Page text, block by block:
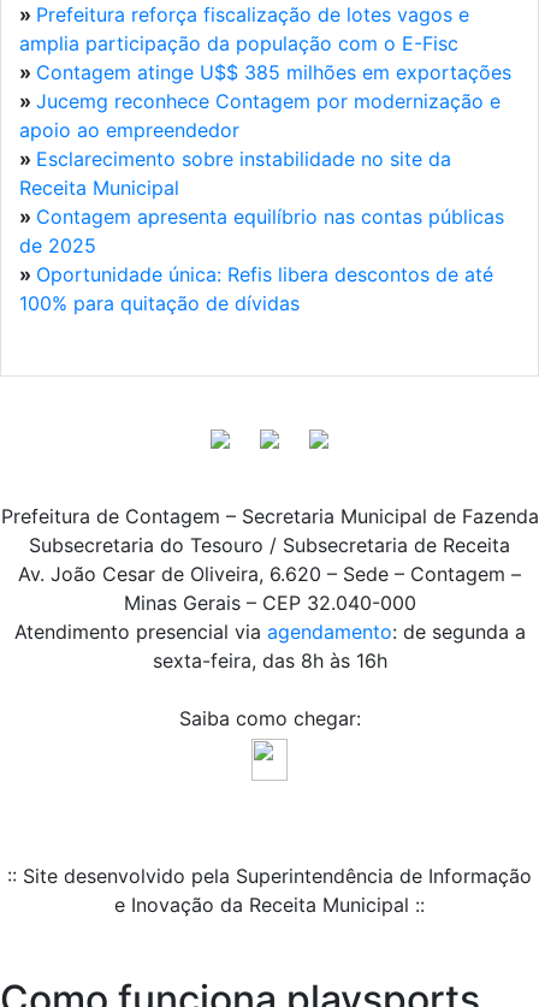
» Prefeitura reforça fiscalização de lotes vagos e
amplia participação da população com o E-Fisc
» Contagem atinge U$$ 385 milhões em exportações
» Jucemg reconhece Contagem por modernização e
apoio ao empreendedor
» Esclarecimento sobre instabilidade no site da
Receita Municipal
» Contagem apresenta equilíbrio nas contas públicas
de 2025
» Oportunidade única: Refis libera descontos de até
100% para quitação de dívidas
Prefeitura de Contagem – Secretaria Municipal de Fazenda
Subsecretaria do Tesouro / Subsecretaria de Receita
Av. João Cesar de Oliveira, 6.620 – Sede – Contagem –
Minas Gerais – CEP 32.040-000
Atendimento presencial via agendamento: de segunda a
sexta-feira, das 8h às 16h
Saiba como chegar:
:: Site desenvolvido pela Superintendência de Informação
e Inovação da Receita Municipal ::